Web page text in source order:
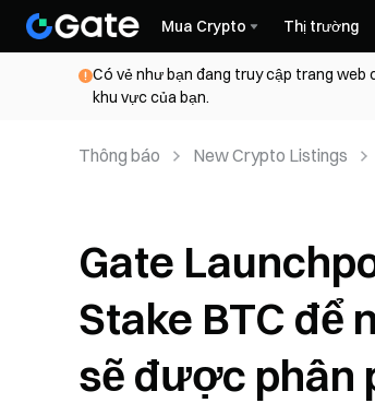
Mua Crypto Thị trường
Có vẻ như bạn đang truy cập trang web
khu vực của bạn.
Thông báo New Crypto Listings
Gate
Stake BTC để
sẽ được phân